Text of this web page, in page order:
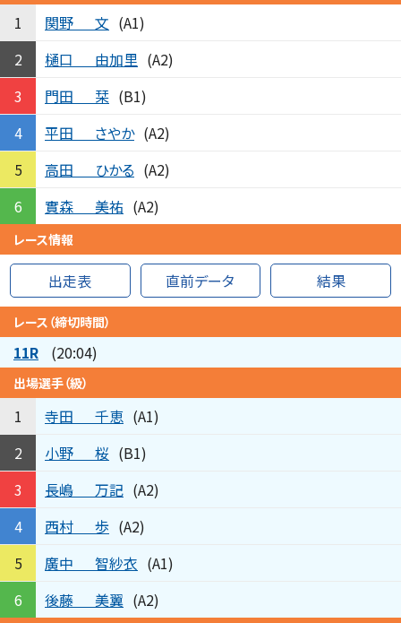
1 関野 文 (A1)
2
樋口 由加里 (A2)
3
門田 栞 (B1)
4
平田 さやか (A2)
5
高田 ひかる (A2)
6
實森 美祐 (A2)
レース情報
出走表 直前データ 結果
レース（締切時間）
11R (20:04)
出場選手（級）
1 寺田 千恵 (A1)
2
小野 桜 (B1)
3
長嶋 万記 (A2)
4
西村 歩 (A2)
5
廣中 智紗衣 (A1)
6
後藤 美翼 (A2)